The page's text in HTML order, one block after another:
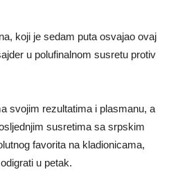
uspjela su ostvariti “nemoguće”! Jedan
drugi?
Inter nema dovoljno sredstava,
koji je sedam puta osvajao ovaj
u polufinalnom susretu protiv
svojim rezultatima i plasmanu, a
susretima sa srpskim
favorita na kladionicama,
u petak.